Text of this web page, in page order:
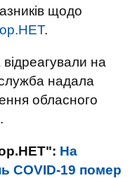
щодо
.
на
надала
обласного
На
COVID-19 помер